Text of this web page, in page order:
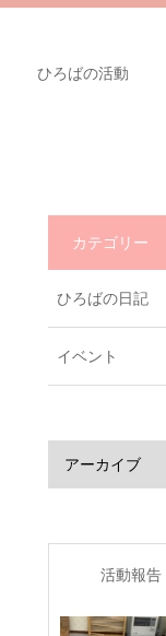
ひろばの活動
カテゴリー
ひろばの日記
イベント
活動報告